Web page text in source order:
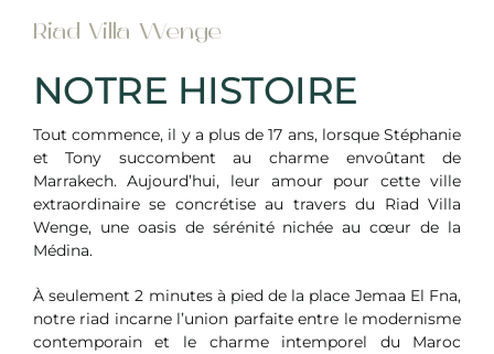
Réservation
Riad Villa Wenge
NOTRE HISTOIRE
Tout commence, il y a plus de 17 ans, lorsque Stéphanie
et Tony succombent au charme envoûtant de
Marrakech. Aujourd’hui, leur amour pour cette ville
extraordinaire se concrétise au travers du Riad Villa
Wenge, une oasis de sérénité nichée au cœur de la
Médina.
À seulement 2 minutes à pied de la place Jemaa El Fna,
notre riad incarne l’union parfaite entre le modernisme
contemporain et le charme intemporel du Maroc